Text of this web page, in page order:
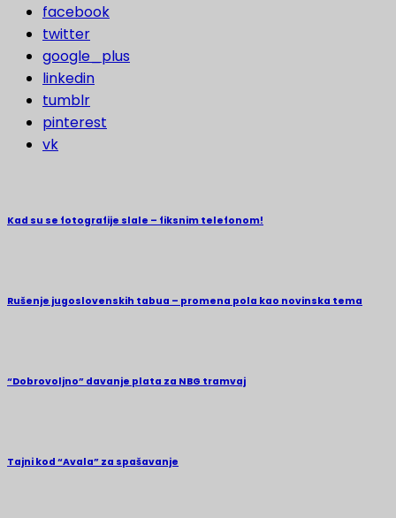
facebook
twitter
google_plus
linkedin
tumblr
pinterest
vk
Kad su se fotografije slale – fiksnim telefonom!
Rušenje jugoslovenskih tabua – promena pola kao novinska tema
“Dobrovoljno” davanje plata za NBG tramvaj
Tajni kod “Avala” za spašavanje